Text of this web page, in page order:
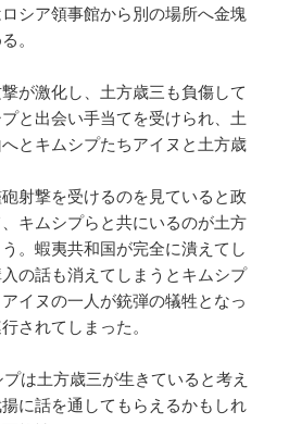
シア領事館から別の場所へ金塊
。
が激化し、土方歳三も負傷して
と出会い手当てを受けられ、土
とキムシプたちアイヌと土方歳
射撃を受けるのを見ていると政
キムシプらと共にいるのが土方
。蝦夷共和国が完全に潰えてし
の話も消えてしまうとキムシプ
イヌの一人が銃弾の犠牲となっ
されてしまった。
は土方歳三が生きていると考え
に話を通してもらえるかもしれ